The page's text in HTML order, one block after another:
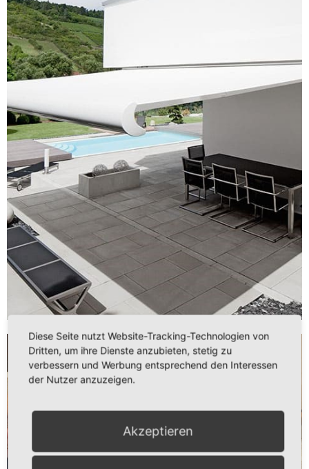
Sonnenschutz für den Außenbereich
Wenn es um gut gestalteten Sonnenschutz geht, bieten
wir Ihnen auch für den Außenbereich ein breites Spektrum
an Möglichkeiten. Mit Segeln, Baldachinen, Markisoletten,
Außenraffstoren und Markisen, schaffen wir auch für
Ihren Anspruch einen besonderen Sonnenschutz, der
Ihren Bedürfnissen gerecht wird, von langer Lebensdauer
ist und komfortabel zu bedienen ist. Aus Ihrem Anspruch
und unserer Erfahrung entstehen immer neue
Möglichkeiten!
Polster-Arbeiten
einem schlüssigen Einrichtungskonzept gehört natürlich
Diese Seite nutzt Website-Tracking-Technologien von
Dritten, um ihre Dienste anzubieten, stetig zu
verbessern und Werbung entsprechend den Interessen
der Nutzer anzuzeigen.
Akzeptieren